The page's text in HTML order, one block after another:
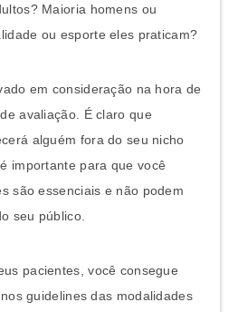
Maioria homens ou
ou esporte eles praticam?
em consideração na hora de
avaliação. É claro que
alguém fora do seu nicho
importante para que você
são essenciais e não podem
seu público.
pacientes, você consegue
guidelines das modalidades